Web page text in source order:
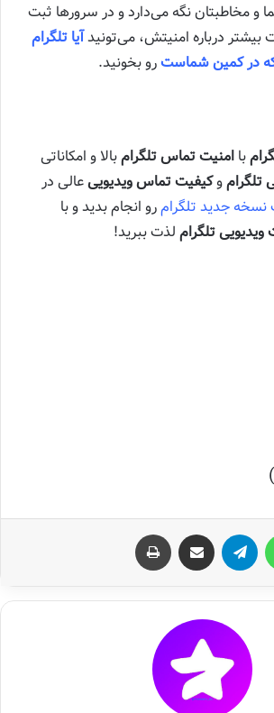
و مخاطبتان نگه می‌دارد و در سرورها ثبت
بیشتر درباره امنیتش، می‌تونیدآیا تلگرام
در کمین شماسترو بخونید.
با امنیت تماس تلگرامبالا و امکاناتی
تلگراموکیفیت تماس ویدیوییعالی در
جدید تلگرامرو انجام بدید و با
تلگرام لذت ببرید!